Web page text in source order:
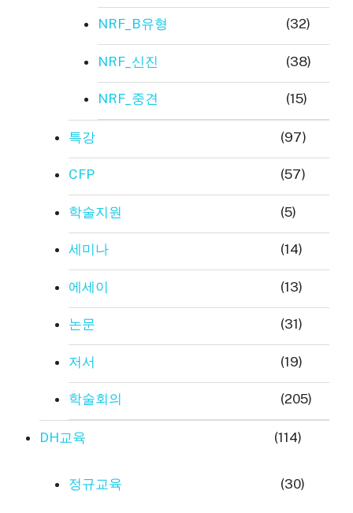
NRF_B유형 (32)
NRF_신진 (38)
NRF_중견 (15)
특강 (97)
CFP (57)
학술지원 (5)
세미나 (14)
에세이 (13)
논문 (31)
저서 (19)
학술회의 (205)
DH교육 (114)
정규교육 (30)